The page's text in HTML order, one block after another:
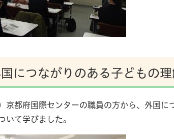
につながりのある子どもの
）京都府国際センターの職員の方から、外国
いて学びました。